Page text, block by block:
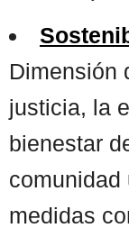
Dimensión
justicia, la
bienestar
comunidad
medidas